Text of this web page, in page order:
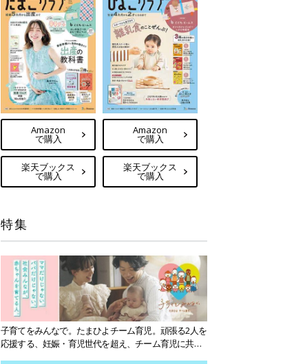
Amazon
で購入
楽天ブックス
で購入
Amazon
で購入
楽天ブックス
で購入
特集
子育てをみんなで。たまひよチーム育児。頑張る2人を
応援する、妊娠・育児世代を超え、チーム育児に共感